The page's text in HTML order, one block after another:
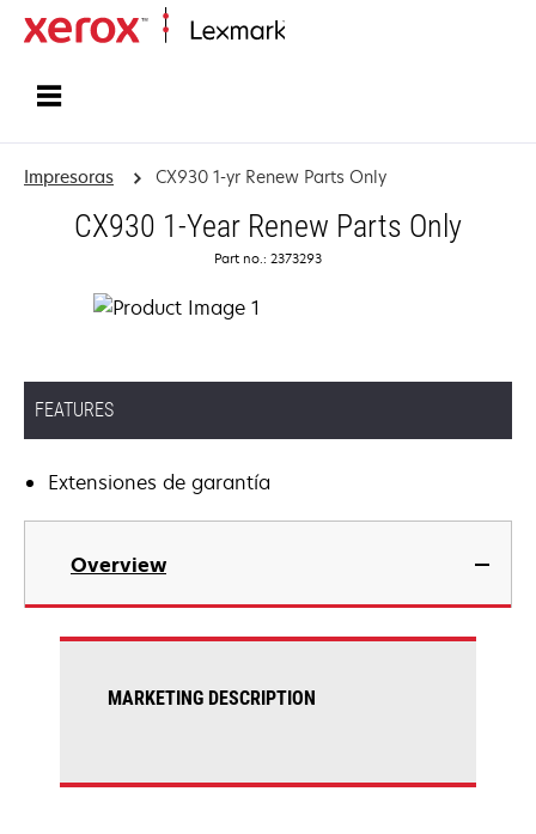
Impresoras CX930 1-yr Renew Parts Only
CX930 1-Year Renew Parts Only
Part no.: 2373293
FEATURES
Extensiones de garantía
Overview
MARKETING DESCRIPTION